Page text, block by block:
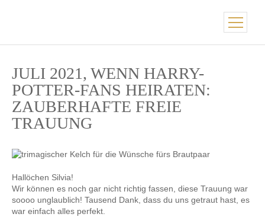
JULI 2021, WENN HARRY-
POTTER-FANS HEIRATEN:
ZAUBERHAFTE FREIE
TRAUUNG
Hallöchen Silvia!
Wir können es noch gar nicht richtig fassen, diese Trauung war
soooo unglaublich! Tausend Dank, dass du uns getraut hast, es
war einfach alles perfekt.